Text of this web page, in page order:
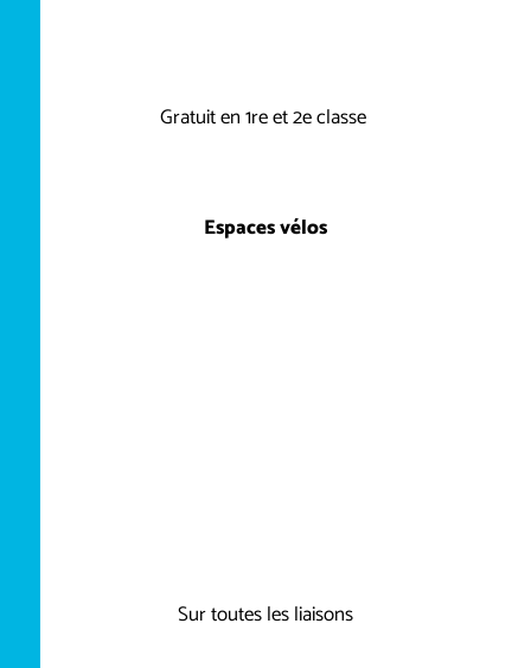
Gratuit en 1re et 2e classe
Espaces vélos
Sur toutes les liaisons